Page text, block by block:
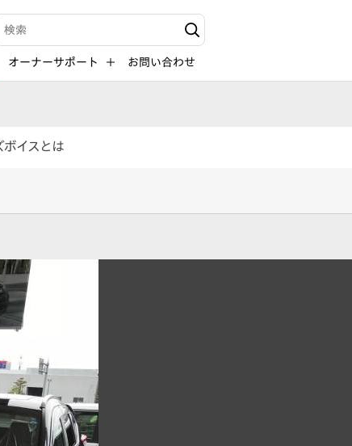
検索キーワード入力
オーナーサポート お問い合わせ
ボイスとは